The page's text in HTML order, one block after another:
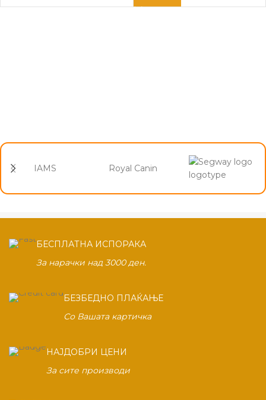
IAMS Royal Canin
БЕСПЛАТНА ИСПОРАКА
За нарачки над 3000 ден.
БЕЗБЕДНО ПЛАЌАЊЕ
Со Вашата картичка
НАЈДОБРИ ЦЕНИ
За сите производи